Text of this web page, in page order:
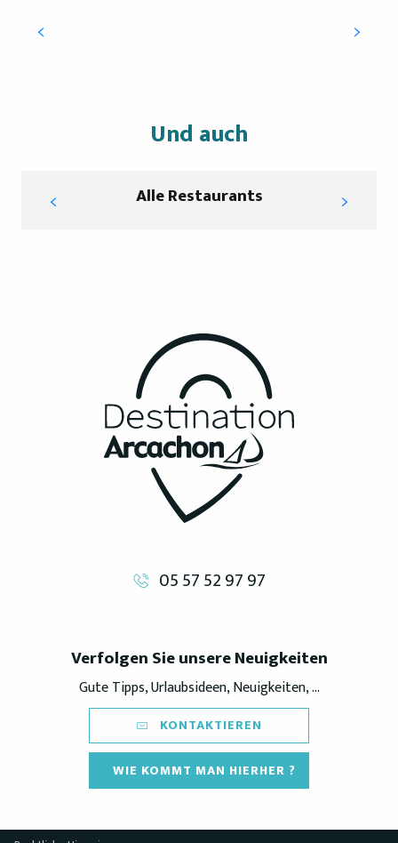
Gruppenunterkünfte
Und auch
Alle Restaurants
05 57 52 97 97
Verfolgen Sie unsere Neuigkeiten
Gute Tipps, Urlaubsideen, Neuigkeiten, ...
KONTAKTIEREN
WIE KOMMT MAN HIERHER ?